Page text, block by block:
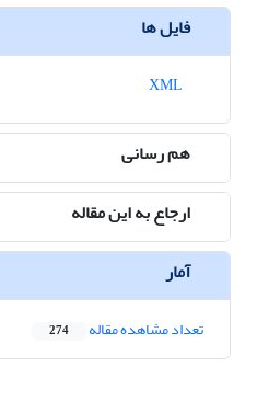
فایل ها
هم رسانی
ارجاع به این مقاله
آمار
تعداد مشاهده مقاله 274